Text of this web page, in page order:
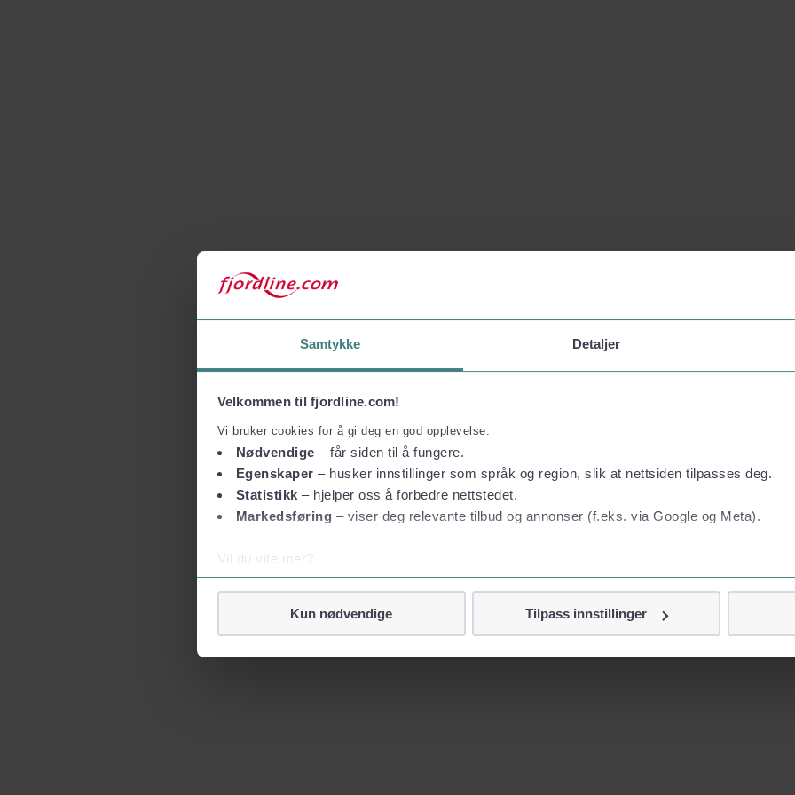
Samtykke Detaljer
Velkommen til fjordline.com!
Vi bruker cookies for å gi deg en god opplevelse:
Nødvendige – får siden til å fungere.
Egenskaper – husker innstillinger som språk og region, slik at nettsiden tilpasses deg.
Statistikk – hjelper oss å forbedre nettstedet.
Markedsføring – viser deg relevante tilbud og annonser (f.eks. via Google og Meta).
Vil du vite mer?
Om informasjonskapsler
Kun nødvendige Tilpass innstillinger